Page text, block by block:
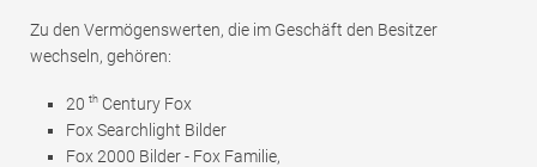
Zu den Vermögenswerten, die im Geschäft den Besitzer
wechseln, gehören:
20 th Century Fox
Fox Searchlight Bilder
Fox 2000 Bilder - Fox Familie,